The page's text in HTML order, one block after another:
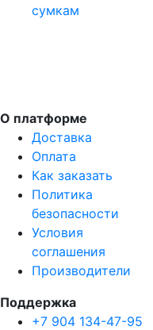
сумкам
О платформе
Доставка
Оплата
Как заказать
Политика
безопасности
Условия
соглашения
Производители
Поддержка
+7 904 134-47-95